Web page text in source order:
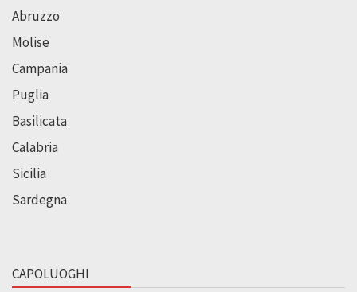
Abruzzo
Molise
Campania
Puglia
Basilicata
Calabria
Sicilia
Sardegna
CAPOLUOGHI